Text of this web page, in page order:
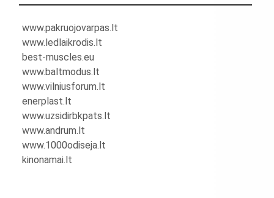
www.pakruojovarpas.lt
www.ledlaikrodis.lt
best-muscles.eu
www.baltmodus.lt
www.vilniusforum.lt
enerplast.lt
www.uzsidirbkpats.lt
www.andrum.lt
www.1000odiseja.lt
kinonamai.lt